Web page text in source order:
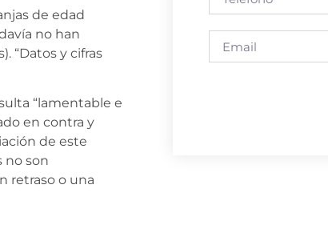
de edad
no han
“Datos y cifras
“lamentable e
en contra y
de este
no son
retraso o una